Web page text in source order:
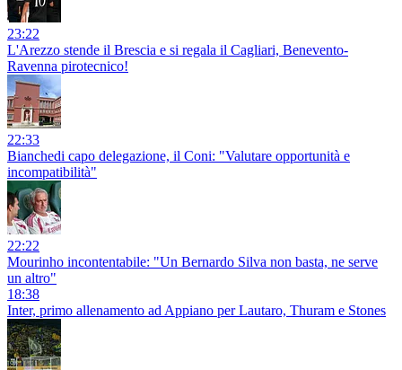
23:22
L'Arezzo stende il Brescia e si regala il Cagliari, Benevento-
Ravenna pirotecnico!
22:33
Bianchedi capo delegazione, il Coni: "Valutare opportunità e
incompatibilità"
22:22
Mourinho incontentabile: "Un Bernardo Silva non basta, ne serve
un altro"
18:38
Inter, primo allenamento ad Appiano per Lautaro, Thuram e Stones